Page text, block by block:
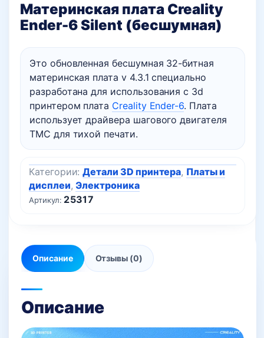
Материнская плата Creality
Ender-6 Silent (бесшумная)
Это обновленная бесшумная 32-битная
материнская плата v 4.3.1 специально
разработана для использования с 3d
принтером плата Creality Ender-6. Плата
использует драйвера шагового двигателя
TMC для тихой печати.
Артикул: 25317
Категории:Детали 3D принтера, Платы и
дисплеи,Электроника
Описание Отзывы (0)
Описание